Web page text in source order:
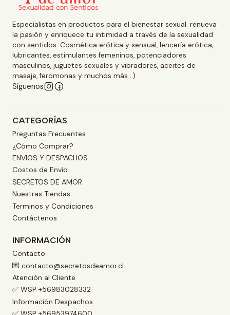
Especialistas en productos para el bienestar sexual. renueva
la pasión y enriquece tu intimidad a través de la sexualidad
con sentidos. Cosmética erótica y sensual, lencería erótica,
lubricantes, estimulantes femeninos, potenciadores
masculinos, juguetes sexuales y vibradores, aceites de
masaje, feromonas y muchos más ..)
Síguenos
CATEGORÍAS
Preguntas Frecuentes
¿Cómo Comprar?
ENVIOS Y DESPACHOS
Costos de Envío
SECRETOS DE AMOR
Nuestras Tiendas
Terminos y Condiciones
Contáctenos
INFORMACIÓN
Contacto
💌 contacto@secretosdeamor.cl
Atención al Cliente
✅ WSP +56983028332
Información Despachos